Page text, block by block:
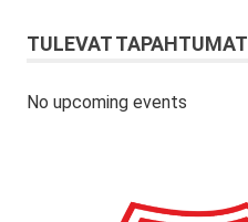
TULEVAT TAPAHTUMAT
No upcoming events